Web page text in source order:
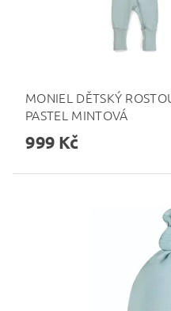
MONIEL DĚTSKÝ
PASTEL MINTOVÁ
999 Kč